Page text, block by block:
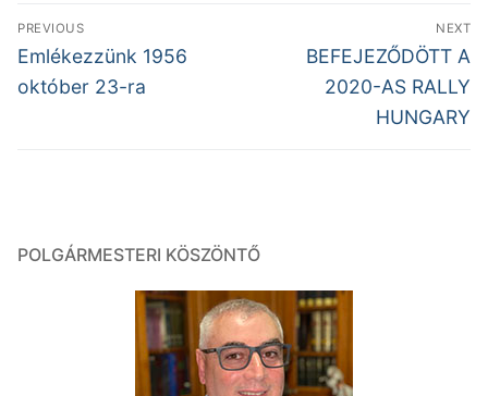
Bejegyzés
navigáció
PREVIOUS
Previous
post:
Emlékezzünk 1956
október 23-ra
NEXT
Next
post:
BEFEJEZŐDÖTT A
2020-AS RALLY
HUNGARY
POLGÁRMESTERI KÖSZÖNTŐ